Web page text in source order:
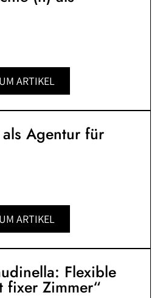
ARTIKEL
Agentur für
ARTIKEL
Flexible
fixer Zimmer“